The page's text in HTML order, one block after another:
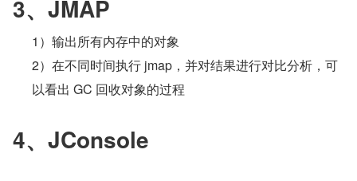
3、JMAP
1）输出所有内存中的对象
2）在不同时间执行 jmap，并对结果进行对比分析，可
以看出 GC 回收对象的过程
4、JConsole